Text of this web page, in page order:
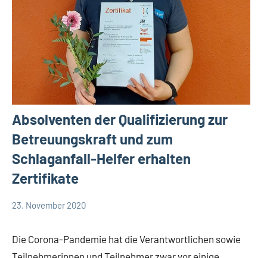
Absolventen der Qualifizierung zur
Betreuungskraft und zum
Schlaganfall-Helfer erhalten
Zertifikate
23. November 2020
Die Corona-Pandemie hat die Verantwortlichen sowie